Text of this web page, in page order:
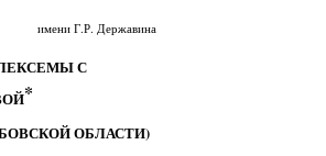
имени Г.Р. Державина
С
*
ОБЛАСТИ)